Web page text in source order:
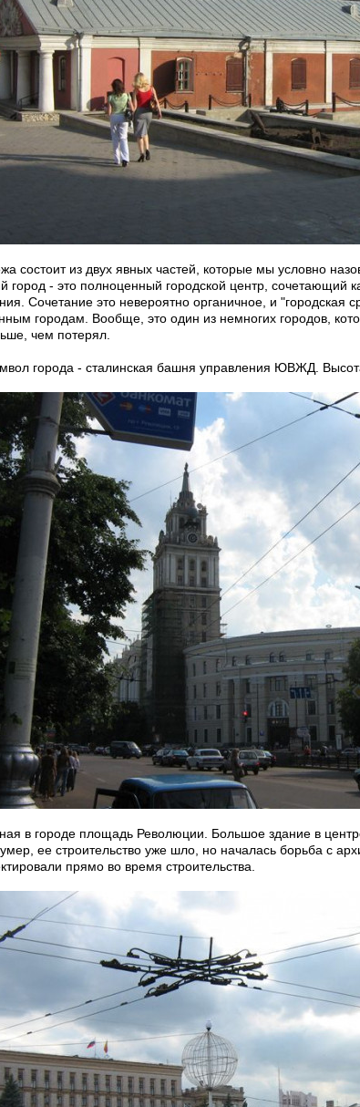
состоит из двух явных частей, которые мы условно
город - это полноценный городской центр, сочетающий
Сочетание это невероятно органичное, и "городская
городам. Вообще, это один из немногих городов,
чем потерял.
города - сталинская башня управления ЮВЖД.
в городе площадь Революции. Большое здание в
ее строительство уже шло, но началась борьба с
прямо во время строительства.